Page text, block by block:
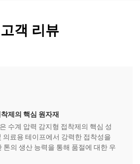
고객 리뷰
제의 핵심 원자재
수계 압력 감지형 접착제의 핵심 성
의료용 테이프에서 강력한 접착성을
톤의 생산 능력을 통해 품절에 대한 우